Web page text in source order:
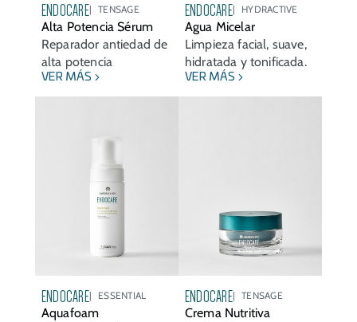
ENDOCARE TENSAGE
Alta Potencia Sérum
Reparador antiedad de
alta potencia
VER MÁS
ENDOCARE HYDRACTIVE
Agua Micelar
Limpieza facial, suave,
hidratada y tonificada.
VER MÁS
ENDOCARE ESSENTIAL
Aquafoam
ENDOCARE TENSAGE
Crema Nutritiva